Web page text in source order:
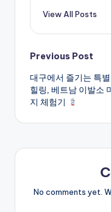
View All Posts
Post
Previous Post
대구에서 즐기는 특
힐링, 베트남 이발소
지 체험기
No comments yet.